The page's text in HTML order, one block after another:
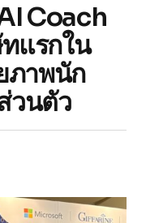
Coach
แรกใน
ภาพนัก
วนตัว